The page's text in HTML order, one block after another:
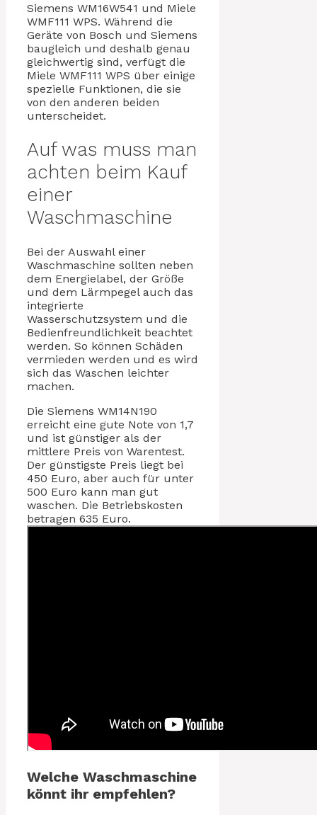
Siemens WM16W541 und Miele
WMF111 WPS. Während die
Geräte von Bosch und Siemens
baugleich und deshalb genau
gleichwertig sind, verfügt die
Miele WMF111 WPS über einige
spezielle Funktionen, die sie
von den anderen beiden
unterscheidet.
Auf was muss man
achten beim Kauf
einer
Waschmaschine
Bei der Auswahl einer
Waschmaschine sollten neben
dem Energielabel, der Größe
und dem Lärmpegel auch das
integrierte
Wasserschutzsystem und die
Bedienfreundlichkeit beachtet
werden. So können Schäden
vermieden werden und es wird
sich das Waschen leichter
machen.
Die Siemens WM14N190
erreicht eine gute Note von 1,7
und ist günstiger als der
mittlere Preis von Warentest.
Der günstigste Preis liegt bei
450 Euro, aber auch für unter
500 Euro kann man gut
waschen. Die Betriebskosten
betragen 635 Euro.
Welche Waschmaschine
könnt ihr empfehlen?